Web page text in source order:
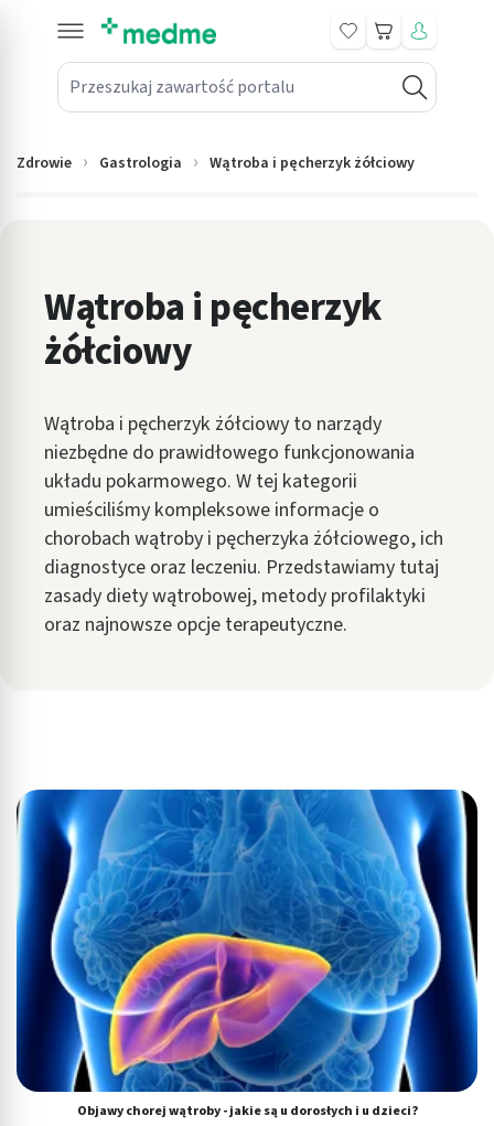
Przeszukaj zawartość portalu
Koszyk
submenu: Leki na receptę
submenu: Kosmetyki
submenu: Higiena
submenu: Intymne
submenu: Wellness
Zdrowie Gastrologia Wątroba i pęcherzyk żółciowy
Wątroba i pęcherzyk
żółciowy
Wątroba i pęcherzyk żółciowy to narządy
niezbędne do prawidłowego funkcjonowania
układu pokarmowego. W tej kategorii
umieściliśmy kompleksowe informacje o
chorobach wątroby i pęcherzyka żółciowego, ich
diagnostyce oraz leczeniu. Przedstawiamy tutaj
zasady diety wątrobowej, metody profilaktyki
oraz najnowsze opcje terapeutyczne.
Objawy chorej wątroby - jakie są u dorosłych i u dzieci?